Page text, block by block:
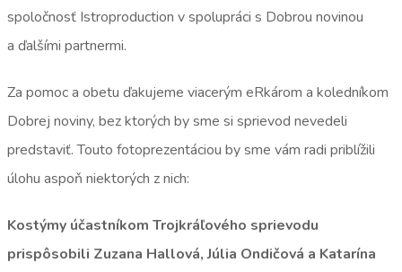
spoločnosť Istroproduction v spolupráci s Dobrou novinou
a ďalšími partnermi.
Za pomoc a obetu ďakujeme viacerým eRkárom a koledníkom
Dobrej noviny, bez ktorých by sme si sprievod nevedeli
predstaviť. Touto fotoprezentáciou by sme vám radi priblížili
úlohu aspoň niektorých z nich:
Kostýmy účastníkom Trojkráľového sprievodu
prispôsobili Zuzana Hallová, Júlia Ondičová a Katarína